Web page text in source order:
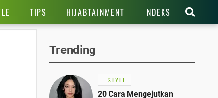
TIPS HIJABTAINMENT INDEKS
Trending
STYLE
20 Cara Mengejutkan